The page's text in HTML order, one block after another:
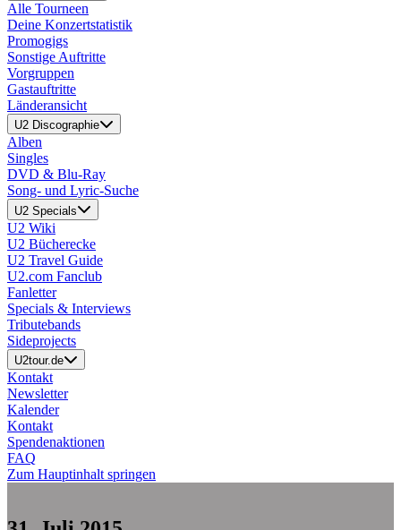
Alle Tourneen
Deine Konzertstatistik
Promogigs
Sonstige Auftritte
Vorgruppen
Gastauftritte
Länderansicht
U2 Discographie
Alben
Singles
DVD & Blu-Ray
Song- und Lyric-Suche
U2 Specials
U2 Wiki
U2 Bücherecke
U2 Travel Guide
U2.com Fanclub
Fanletter
Specials & Interviews
Tributebands
Sideprojects
U2tour.de
Kontakt
Newsletter
Kalender
Kontakt
Spendenaktionen
FAQ
Zum Hauptinhalt springen